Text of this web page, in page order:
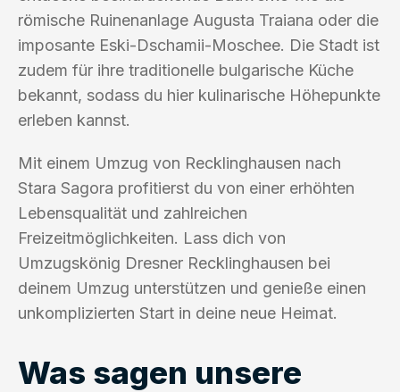
römische Ruinenanlage Augusta Traiana oder die
imposante Eski-Dschamii-Moschee. Die Stadt ist
zudem für ihre traditionelle bulgarische Küche
bekannt, sodass du hier kulinarische Höhepunkte
erleben kannst.
Mit einem Umzug von Recklinghausen nach
Stara Sagora profitierst du von einer erhöhten
Lebensqualität und zahlreichen
Freizeitmöglichkeiten. Lass dich von
Umzugskönig Dresner Recklinghausen bei
deinem Umzug unterstützen und genieße einen
unkomplizierten Start in deine neue Heimat.
Was sagen unsere